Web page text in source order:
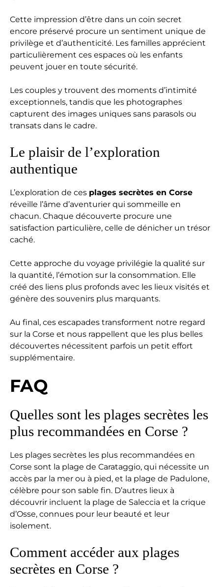
Cette impression d’être dans un coin secret
encore préservé procure un sentiment unique de
privilège et d’authenticité. Les familles apprécient
particulièrement ces espaces où les enfants
peuvent jouer en toute sécurité.
Les couples y trouvent des moments d’intimité
exceptionnels, tandis que les photographes
capturent des images uniques sans parasols ou
transats dans le cadre.
Le plaisir de l’exploration
authentique
L’exploration de ces plages secrètes en Corse
réveille l’âme d’aventurier qui sommeille en
chacun. Chaque découverte procure une
satisfaction particulière, celle de dénicher un trésor
caché.
Cette approche du voyage privilégie la qualité sur
la quantité, l’émotion sur la consommation. Elle
créé des liens plus profonds avec les lieux visités et
génère des souvenirs plus marquants.
Au final, ces escapades transforment notre regard
sur la Corse et nous rappellent que les plus belles
découvertes nécessitent parfois un petit effort
supplémentaire.
FAQ
Quelles sont les plages secrètes les
plus recommandées en Corse ?
Les plages secrètes les plus recommandées en
Corse sont la plage de Carataggio, qui nécessite un
accès par la mer ou à pied, et la plage de Padulone,
célèbre pour son sable fin. D’autres lieux à
découvrir incluent la plage de Saleccia et la crique
d’Osse, connues pour leur beauté et leur
isolement.
Comment accéder aux plages
secrètes en Corse ?